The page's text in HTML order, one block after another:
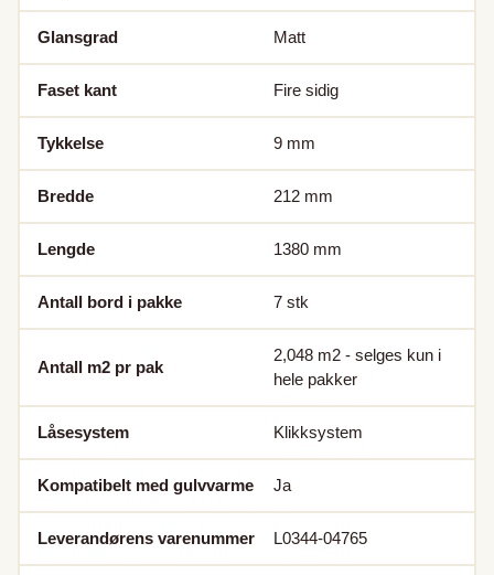
Glansgrad Matt
Faset kant Fire sidig
Tykkelse 9 mm
Bredde 212 mm
Lengde 1380 mm
Antall bord i pakke 7 stk
Antall m2 pr pak
2,048 m2 - selges kun i
hele pakker
Låsesystem Klikksystem
Kompatibelt med gulvvarme Ja
Leverandørens varenummer L0344-04765